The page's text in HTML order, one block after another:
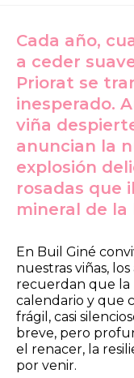
Cada año,
a ceder
Priorat se
inesperado.
viña
anuncian la
explosión
rosadas que
mineral de la
En Buil Giné
nuestras viñas,
recuerdan que la
calendario y que
frágil, casi
breve, pero
el renacer, la
por venir.